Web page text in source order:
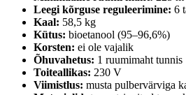
Leegi kõrguse reguleerimine: 6
Kaal: 58,5 kg
Kütus: bioetanool (95–96,6%)
Korsten: ei ole vajalik
Õhuvahetus: 1 ruumimaht tunnis
Toiteallikas: 230 V
Viimistlus: musta pulbervärviga